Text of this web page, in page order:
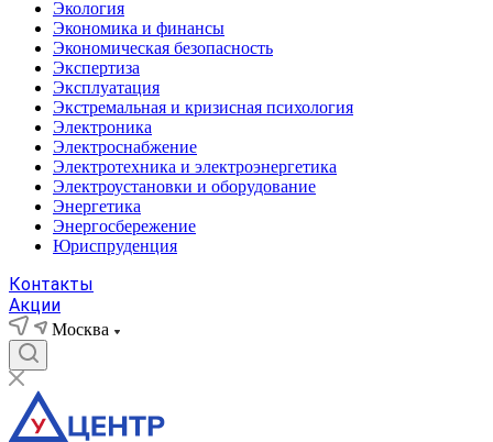
Экология
Экономика и финансы
Экономическая безопасность
Экспертиза
Эксплуатация
Экстремальная и кризисная психология
Электроника
Электроснабжение
Электротехника и электроэнергетика
Электроустановки и оборудование
Энергетика
Энергосбережение
Юриспруденция
Контакты
Акции
Москва